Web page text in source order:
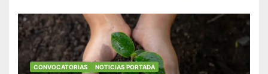
CONVOCATORIAS NOTICIAS PORTADA